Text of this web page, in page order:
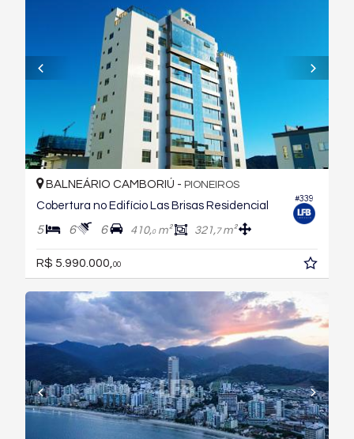
#339
BALNEÁRIO CAMBORIÚ - PIONEIROS
Cobertura no Edifício Las Brisas Residencial
5 6 6 410,0m² 321,7m²
R$ 5.990.000, 00